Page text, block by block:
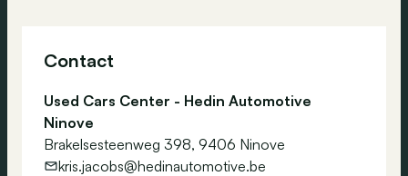
Contact
Used Cars Center - Hedin Automotive
Ninove
Brakelsesteenweg 398, 9406 Ninove
kris.jacobs@hedinautomotive.be